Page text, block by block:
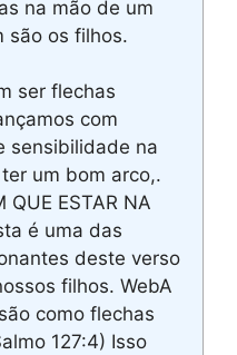
na mão de um
são os filhos.
ser flechas
com
sensibilidade na
um bom arco,.
QUE ESTAR NA
é uma das
deste verso
filhos. WebA
como flechas
127:4) Isso